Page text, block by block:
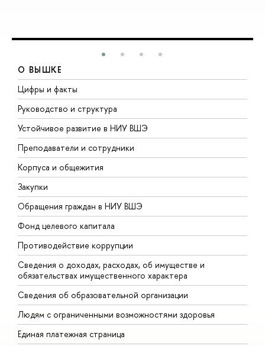
О ВЫШКЕ
Цифры и факты
Руководство и структура
Устойчивое развитие в НИУ ВШЭ
Преподаватели и сотрудники
Корпуса и общежития
Закупки
Обращения граждан в НИУ ВШЭ
Фонд целевого капитала
Противодействие коррупции
Сведения о доходах, расходах, об имуществе и
обязательствах имущественного характера
Сведения об образовательной организации
Людям с ограниченными возможностями здоровья
Единая платежная страница